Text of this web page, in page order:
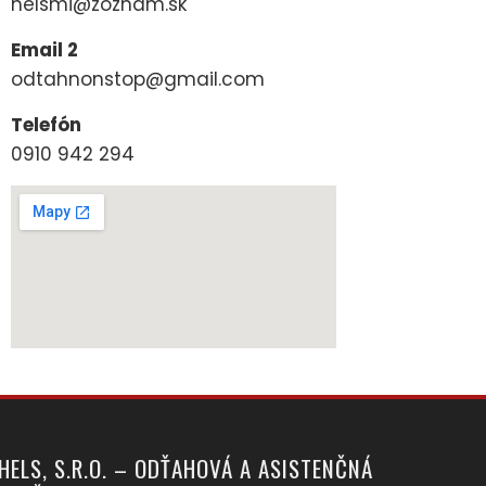
Email 2
odtahnonstop@gmail.com
Telefón
0910 942 294
HELS, S.R.O. – ODŤAHOVÁ A ASISTENČNÁ